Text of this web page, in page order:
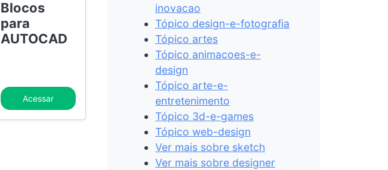
Blocos
para
AUTOCAD
Acessar
inovacao
Tópico design-e-fotografia
Tópico artes
Tópico animacoes-e-
design
Tópico arte-e-
entretenimento
Tópico 3d-e-games
Tópico web-design
Ver mais sobre sketch
Ver mais sobre designer